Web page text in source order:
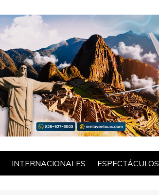
INTERNACIONALES ESPECTÁCULOS